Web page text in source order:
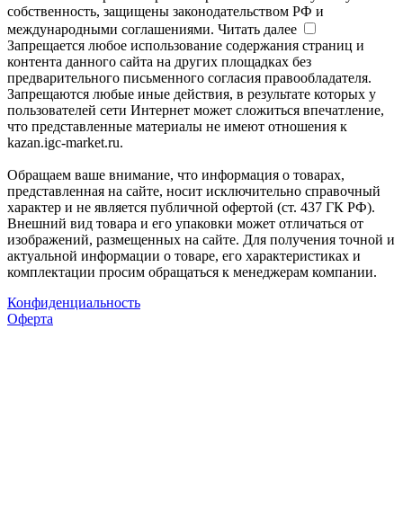
собственность, защищены законодательством РФ и
международными соглашениями. Читать далее
Запрещается любое использование содержания страниц и
контента данного сайта на других площадках без
предварительного письменного согласия правообладателя.
Запрещаются любые иные действия, в результате которых у
пользователей сети Интернет может сложиться впечатление,
что представленные материалы не имеют отношения к
kazan.igc-market.ru.
Обращаем ваше внимание, что информация о товарах,
представленная на сайте, носит исключительно справочный
характер и не является публичной офертой (ст. 437 ГК РФ).
Внешний вид товара и его упаковки может отличаться от
изображений, размещенных на сайте. Для получения точной и
актуальной информации о товаре, его характеристиках и
комплектации просим обращаться к менеджерам компании.
Конфиденциальность
Оферта